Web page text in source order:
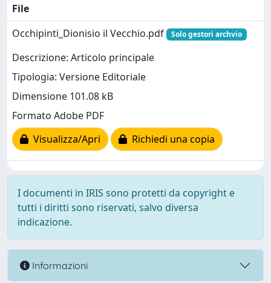
File
Occhipinti_Dionisio il Vecchio.pdf
Solo gestori archvio
Descrizione: Articolo principale
Tipologia: Versione Editoriale
Dimensione 101.08 kB
Formato Adobe PDF
Visualizza/Apri
Richiedi una copia
I documenti in IRIS sono protetti da copyright e
tutti i diritti sono riservati, salvo diversa
indicazione.
Informazioni